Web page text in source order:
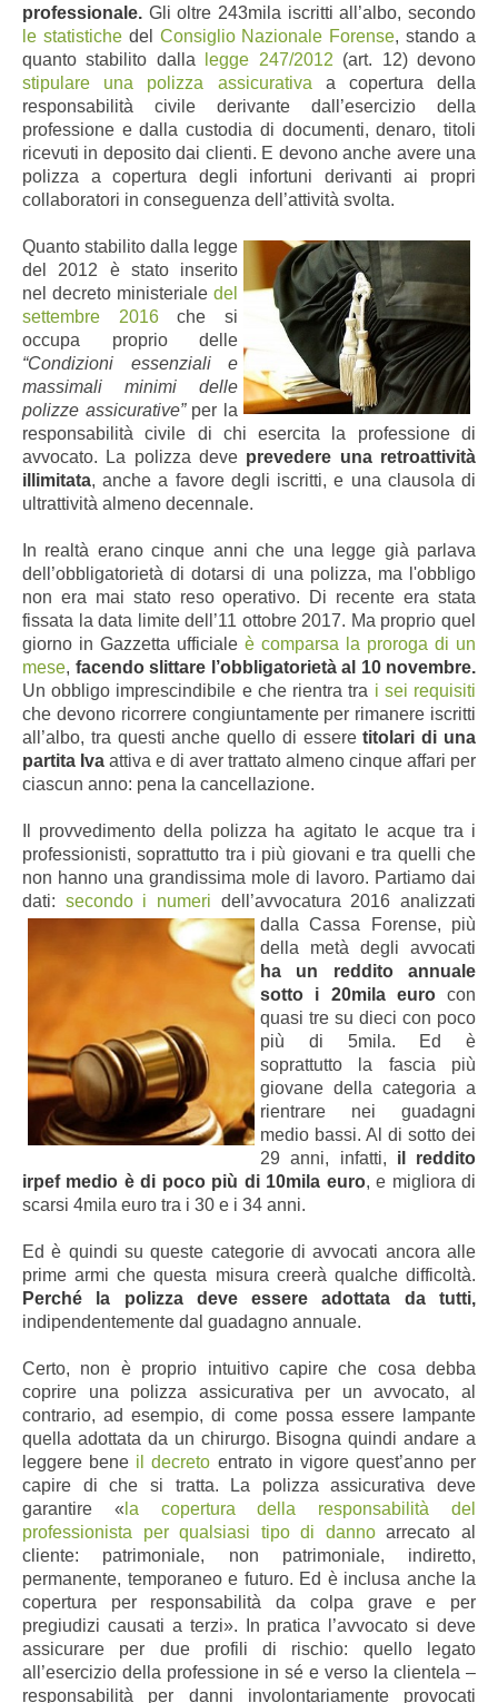
professionale. Gli oltre 243mila iscritti all’albo, secondo
le statistichedel Consiglio Nazionale Forense, stando a
quanto stabilito dalla
legge 247/2012 (art. 12) devono
stipulare una polizza assicurativa a copertura della
responsabilità civile derivante dall’esercizio della
professione e dalla custodia di documenti, denaro, titoli
ricevuti in deposito dai clienti. E devono anche avere una
polizza a copertura degli infortuni derivanti ai propri
collaboratori in conseguenza dell’attività svolta.
Quanto stabilito dalla legge
del 2012 è stato inserito
nel decreto ministeriale del
settembre 2016che si
occupa proprio delle
“Condizioni essenziali e
massimali minimi delle
polizze assicurative” per la
responsabilità civile di chi esercita la professione di
avvocato. La polizza deve prevedere una retroattività
illimitata, anche a favore degli iscritti, e una clausola di
ultrattività almeno decennale.
In realtà erano cinque anni che una legge già parlava
dell’obbligatorietà di dotarsi di una polizza, ma l'obbligo
non era mai stato reso operativo. Di recente era stata
fissata la data limite dell’11 ottobre 2017. Ma proprio quel
giorno in Gazzetta ufficiale è comparsa la proroga di un
mese, facendo slittare l’obbligatorietà al 10 novembre.
Un obbligo imprescindibile e che rientra tra i sei requisiti
che devono ricorrere congiuntamente per rimanere iscritti
all’albo, tra questi anche quello di esseretitolari di una
partita Iva attiva e di aver trattato almeno cinque affari per
ciascun anno: pena la cancellazione.
Il provvedimento della polizza ha agitato le acque tra i
professionisti, soprattutto tra i più giovani e tra quelli che
non hanno una grandissima mole di lavoro. Partiamo dai
dati: secondo i numeri dell’avvocatura 2016 analizzati
dalla Cassa
Forense, più
della metà degli avvocati
ha un reddito annuale
sotto i 20mila eurocon
quasi tre su dieci con poco
più di 5mila. Ed è
soprattutto la fascia più
giovane della categoria a
rientrare nei guadagni
medio bassi. Al di sotto dei
29 anni, infatti, il reddito
irpef medio è di poco più di 10mila euro, e migliora di
scarsi 4mila euro tra i 30 e i 34 anni.
Ed è quindi su queste categorie di avvocati ancora alle
prime armi che questa misura creerà qualche difficoltà.
Perché la polizza deve essere adottata da tutti,
indipendentemente dal guadagno annuale.
Certo, non è proprio intuitivo capire che cosa debba
coprire una polizza assicurativa per un avvocato, al
contrario, ad esempio, di come possa essere lampante
quella adottata da un chirurgo. Bisogna quindi andare a
leggere bene il decreto entrato in vigore quest’anno per
capire di che si tratta. La polizza assicurativa deve
garantire « la copertura della responsabilità del
professionista per qualsiasi tipo di dannoarrecato al
cliente: patrimoniale, non patrimoniale, indiretto,
permanente, temporaneo e futuro. Ed è inclusa anche la
copertura per responsabilità da colpa grave e per
pregiudizi causati a terzi». In pratica l’avvocato si deve
assicurare per due profili di rischio: quello legato
all’esercizio della professione in sé e verso la clientela –
responsabilità per danni involontariamente provocati